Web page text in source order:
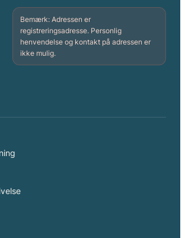
Bemærk: Adressen er
registreringsadresse. Personlig
henvendelse og kontakt på adressen er
ikke mulig.